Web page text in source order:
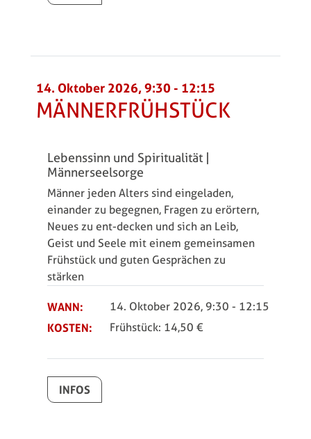
14. Oktober 2026, 9:30 - 12:15
MÄNNERFRÜHSTÜCK
Lebenssinn und Spiritualität |
Männerseelsorge
Männer jeden Alters sind eingeladen,
einander zu begegnen, Fragen zu erörtern,
Neues zu ent-decken und sich an Leib,
Geist und Seele mit einem gemeinsamen
Frühstück und guten Gesprächen zu
stärken
WANN: 14. Oktober 2026, 9:30 - 12:15
KOSTEN: Frühstück: 14,50 €
INFOS